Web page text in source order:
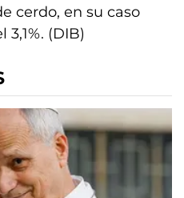
cerdo, en su caso
(DIB)